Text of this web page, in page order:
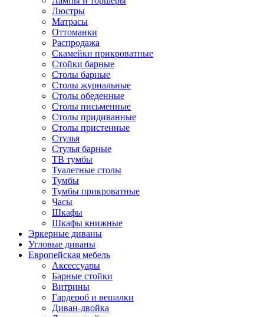
Люстры
Матрасы
Оттоманки
Распродажа
Скамейки прикроватные
Стойки барные
Столы барные
Столы журнальные
Столы обеденные
Столы письменные
Столы придиванные
Столы пристенные
Стулья
Стулья барные
ТВ тумбы
Туалетные столы
Тумбы
Тумбы прикроватные
Часы
Шкафы
Шкафы книжные
Эркерные диваны
Угловые диваны
Европейская мебель
Аксессуары
Барные стойки
Витрины
Гардероб и вешалки
Диван-двойка